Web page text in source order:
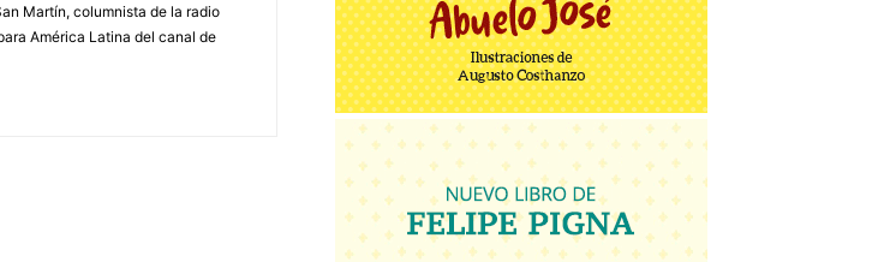
Martín, columnista de la radio
América Latina del canal de